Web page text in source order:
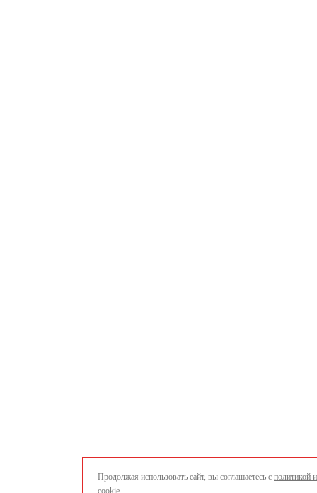
Продолжая использовать сайт, вы соглашаетесь с политикой
cookie.